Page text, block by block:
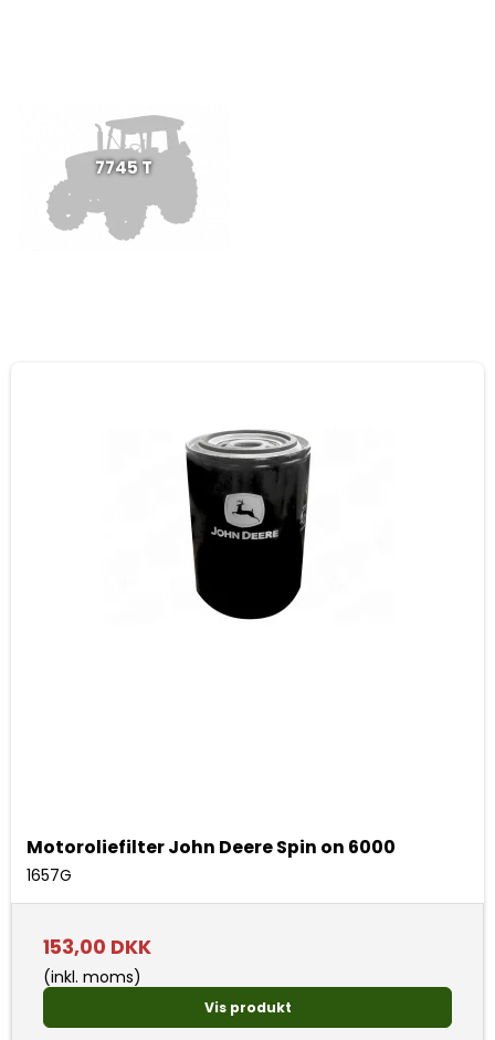
7745 T
Motoroliefilter John Deere Spin on 6000
1657G
153,00 DKK
(inkl. moms)
Vis produkt